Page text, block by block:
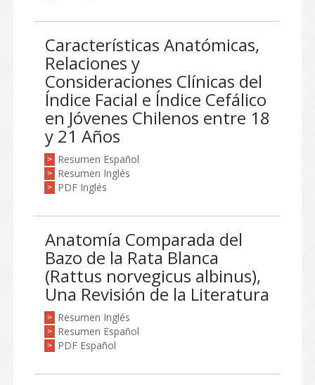
Características Anatómicas,
Relaciones y
Consideraciones Clínicas del
Índice Facial e Índice Cefálico
en Jóvenes Chilenos entre 18
y 21 Años
> Resumen Español
> Resumen Inglés
> PDF Inglés
Anatomía Comparada del
Bazo de la Rata Blanca
(Rattus norvegicus albinus),
Una Revisión de la Literatura
> Resumen Inglés
> Resumen Español
> PDF Español